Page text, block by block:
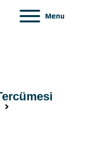
Menu